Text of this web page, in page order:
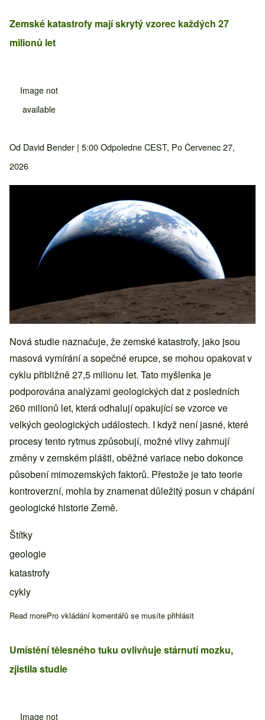
Zemské katastrofy mají skrytý vzorec každých 27
milionů let
Image not
available
Od David Bender | 5:00 Odpoledne CEST, Po Červenec 27,
2026
Nová studie naznačuje, že zemské katastrofy, jako jsou
masová vymírání a sopečné erupce, se mohou opakovat v
cyklu přibližně 27,5 milionu let. Tato myšlenka je
podporována analýzami geologických dat z posledních
260 milionů let, která odhalují opakující se vzorce ve
velkých geologických událostech. I když není jasné, které
procesy tento rytmus způsobují, možné vlivy zahrnují
změny v zemském plášti, oběžné variace nebo dokonce
působení mimozemských faktorů. Přestože je tato teorie
kontroverzní, mohla by znamenat důležitý posun v chápání
geologické historie Země.
Štítky
geologie
katastrofy
cykly
Read moreabout Zemské katastrofy mají skrytý vzorec každých 27
Pro vkládání komentářů se musíte přihlásit
Umístění tělesného tuku ovlivňuje stárnutí mozku,
zjistila studie
Image not